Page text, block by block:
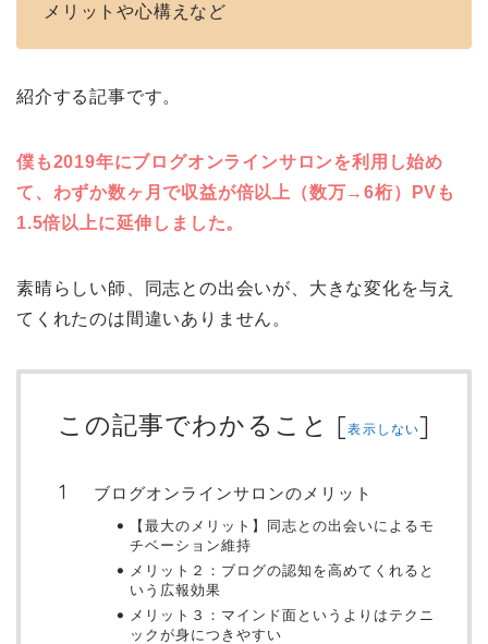
メリットや心構えなど
紹介する記事です。
僕も2019年にブログオンラインサロンを利用し始め
て、わずか数ヶ月で収益が倍以上（数万→6桁）PVも
1.5倍以上に延伸しました。
素晴らしい師、同志との出会いが、大きな変化を与え
てくれたのは間違いありません。
この記事でわかること [表示しない]
ブログオンラインサロンのメリット
【最大のメリット】同志との出会いによるモ
チベーション維持
メリット２：ブログの認知を高めてくれると
いう広報効果
メリット３：マインド面というよりはテクニ
ックが身につきやすい